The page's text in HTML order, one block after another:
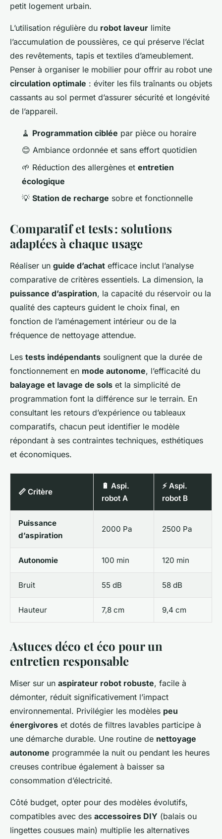
petit logement urbain.
L’utilisation régulière du robot laveur limite
l’accumulation de poussières, ce qui préserve l’éclat
des revêtements, tapis et textiles d’ameublement.
Penser à organiser le mobilier pour offrir au robot une
circulation optimale : éviter les fils traînants ou objets
cassants au sol permet d’assurer sécurité et longévité
de l’appareil.
🧹 Programmation ciblée par pièce ou horaire
😊 Ambiance ordonnée et sans effort quotidien
🌱 Réduction des allergènes et entretien
écologique
💡 Station de recharge sobre et fonctionnelle
Comparatif et tests : solutions
adaptées à chaque usage
Réaliser un guide d’achat efficace inclut l’analyse
comparative de critères essentiels. La dimension, la
puissance d’aspiration, la capacité du réservoir ou la
qualité des capteurs guident le choix final, en
fonction de l’aménagement intérieur ou de la
fréquence de nettoyage attendue.
Les tests indépendants soulignent que la durée de
fonctionnement en mode autonome, l’efficacité du
balayage et lavage de sols et la simplicité de
programmation font la différence sur le terrain. En
consultant les retours d’expérience ou tableaux
comparatifs, chacun peut identifier le modèle
répondant à ses contraintes techniques, esthétiques
et économiques.
📏 Critère
🔋 Aspi.
robot A
⚡ Aspi.
robot B
Puissance
d’aspiration
2000 Pa 2500 Pa
Autonomie 100 min 120 min
Bruit 55 dB 58 dB
Hauteur 7,8 cm 9,4 cm
Astuces déco et éco pour un
entretien responsable
Miser sur un aspirateur robot robuste, facile à
démonter, réduit significativement l’impact
environnemental. Privilégier les modèles peu
énergivores et dotés de filtres lavables participe à
une démarche durable. Une routine de nettoyage
autonome programmée la nuit ou pendant les heures
creuses contribue également à baisser sa
consommation d’électricité.
Côté budget, opter pour des modèles évolutifs,
compatibles avec des accessoires DIY (balais ou
lingettes cousues main) multiplie les alternatives